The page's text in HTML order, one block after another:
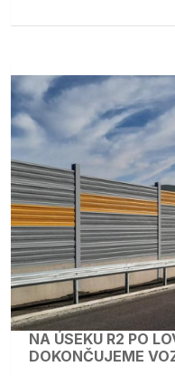
NA ÚSEKU R2 PO
DOKONČUJEME